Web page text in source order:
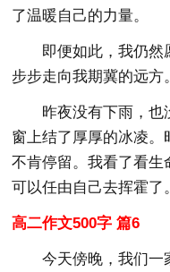
了温暖自己的力量。
即便如此，我仍然
步步走向我期冀的远方。
昨夜没有下雨，也
窗上结了厚厚的冰凌
不肯停留。我看了看生
可以任由自己去挥霍了。
高二作文500字 篇6
今天傍晚，我们一